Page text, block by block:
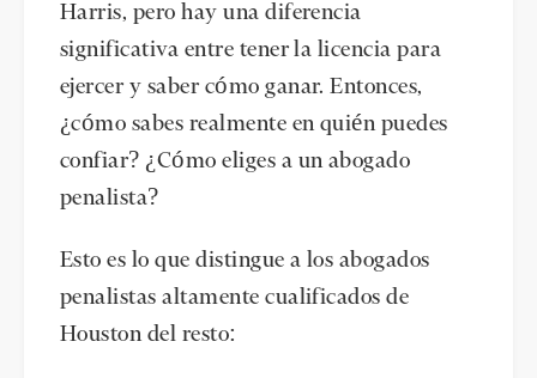
Harris, pero hay una diferencia
significativa entre tener la licencia para
ejercer y saber cómo ganar. Entonces,
¿cómo sabes realmente en quién puedes
confiar? ¿Cómo eliges a un abogado
penalista?
Esto es lo que distingue a los abogados
penalistas altamente cualificados de
Houston del resto: